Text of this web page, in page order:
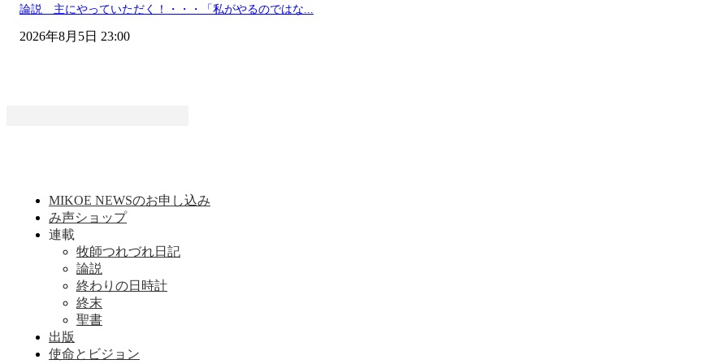
論説 主にやっていただく！・・・「私がやるのではな...
2026年8月5日 23:00
MIKOE NEWSのお申し込み
み声ショップ
連載
牧師つれづれ日記
論説
終わりの日時計
終末
聖書
出版
使命とビジョン